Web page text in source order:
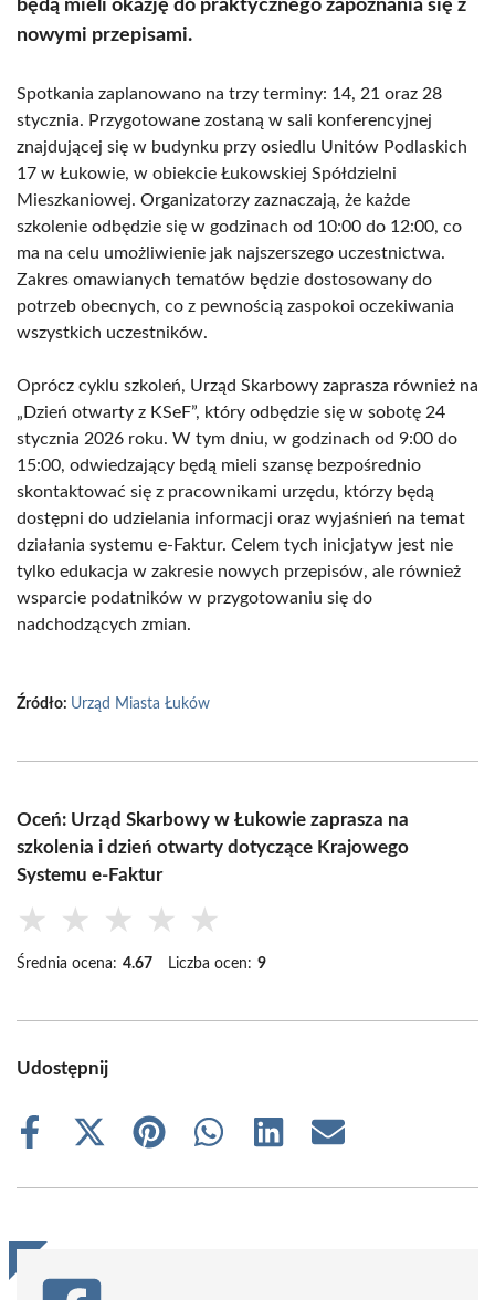
będą mieli okazję do praktycznego zapoznania się z
nowymi przepisami.
Spotkania zaplanowano na trzy terminy: 14, 21 oraz 28
stycznia. Przygotowane zostaną w sali konferencyjnej
znajdującej się w budynku przy osiedlu Unitów Podlaskich
17 w Łukowie, w obiekcie Łukowskiej Spółdzielni
Mieszkaniowej. Organizatorzy zaznaczają, że każde
szkolenie odbędzie się w godzinach od 10:00 do 12:00, co
ma na celu umożliwienie jak najszerszego uczestnictwa.
Zakres omawianych tematów będzie dostosowany do
potrzeb obecnych, co z pewnością zaspokoi oczekiwania
wszystkich uczestników.
Oprócz cyklu szkoleń, Urząd Skarbowy zaprasza również na
„Dzień otwarty z KSeF”, który odbędzie się w sobotę 24
stycznia 2026 roku. W tym dniu, w godzinach od 9:00 do
15:00, odwiedzający będą mieli szansę bezpośrednio
skontaktować się z pracownikami urzędu, którzy będą
dostępni do udzielania informacji oraz wyjaśnień na temat
działania systemu e-Faktur. Celem tych inicjatyw jest nie
tylko edukacja w zakresie nowych przepisów, ale również
wsparcie podatników w przygotowaniu się do
nadchodzących zmian.
Źródło: Urząd Miasta Łuków
Oceń: Urząd Skarbowy w Łukowie zaprasza na
szkolenia i dzień otwarty dotyczące Krajowego
Systemu e-Faktur
★ ★ ★ ★ ★
Średnia ocena: 4.67 Liczba ocen: 9
Udostępnij
Share
Share
(Twitter)
Share
Share
Share
Share